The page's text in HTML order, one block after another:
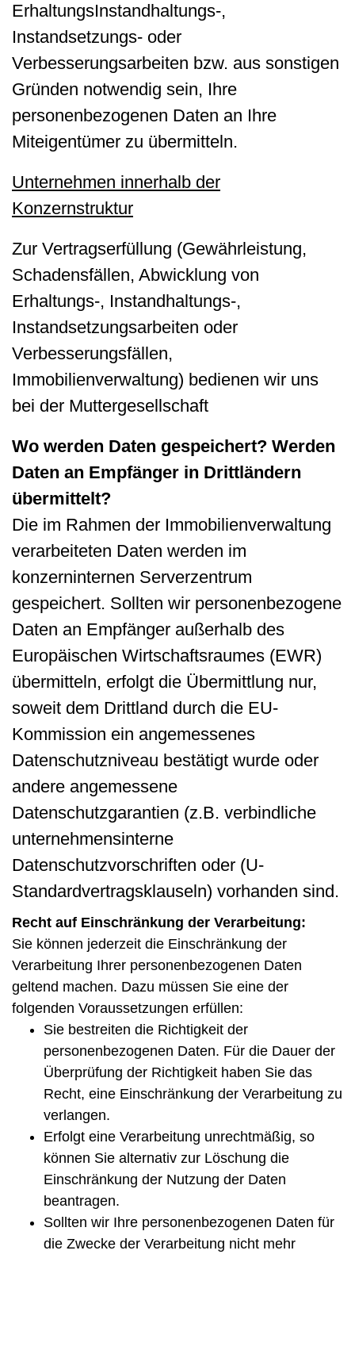
ErhaltungsInstandhaltungs-,
Instandsetzungs- oder
Verbesserungsarbeiten bzw. aus sonstigen
Gründen notwendig sein, Ihre
personenbezogenen Daten an Ihre
Miteigentümer zu übermitteln.
Unternehmen innerhalb der
Konzernstruktur
Zur Vertragserfüllung (Gewährleistung,
Schadensfällen, Abwicklung von
Erhaltungs-, Instandhaltungs-,
Instandsetzungsarbeiten oder
Verbesserungsfällen,
Immobilienverwaltung) bedienen wir uns
bei der Muttergesellschaft
Wo werden Daten gespeichert? Werden
Daten an Empfänger in Drittländern
übermittelt?
Die im Rahmen der Immobilienverwaltung
verarbeiteten Daten werden im
konzerninternen Serverzentrum
gespeichert. Sollten wir personenbezogene
Daten an Empfänger außerhalb des
Europäischen Wirtschaftsraumes (EWR)
übermitteln, erfolgt die Übermittlung nur,
soweit dem Drittland durch die EU-
Kommission ein angemessenes
Datenschutzniveau bestätigt wurde oder
andere angemessene
Datenschutzgarantien (z.B. verbindliche
unternehmensinterne
Datenschutzvorschriften oder (U-
Standardvertragsklauseln) vorhanden sind.
Recht auf Einschränkung der Verarbeitung:
Sie können jederzeit die Einschränkung der
Verarbeitung Ihrer personenbezogenen Daten
geltend machen. Dazu müssen Sie eine der
folgenden Voraussetzungen erfüllen:
Sie bestreiten die Richtigkeit der
personenbezogenen Daten. Für die Dauer der
Überprüfung der Richtigkeit haben Sie das
Recht, eine Einschränkung der Verarbeitung zu
verlangen.
Erfolgt eine Verarbeitung unrechtmäßig, so
können Sie alternativ zur Löschung die
Einschränkung der Nutzung der Daten
beantragen.
Sollten wir Ihre personenbezogenen Daten für
die Zwecke der Verarbeitung nicht mehr